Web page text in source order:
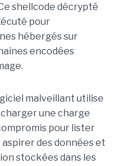
shellcode décrypté
pour
hébergés sur
encodées
malveillant utilise
une charge
pour lister
des données et
stockées dans les